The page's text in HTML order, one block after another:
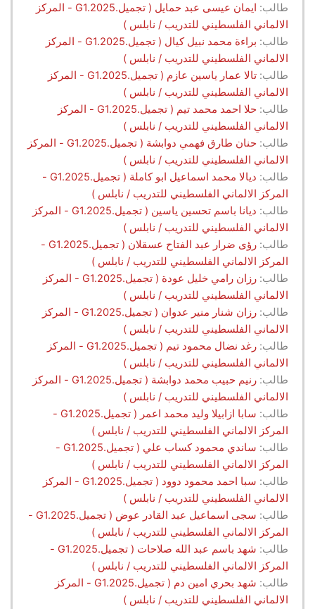
طالب:
ايمان عيسى عبد حمايل ( تجميل.G1.2025 - المركز
الالماني الفلسطيني للتدريب / نابلس )
طالب:
براءة محمد نبيل كيال ( تجميل.G1.2025 - المركز
الالماني الفلسطيني للتدريب / نابلس )
طالب:
تالا عمار ياسين عازم ( تجميل.G1.2025 - المركز
الالماني الفلسطيني للتدريب / نابلس )
طالب:
حلا احمد محمد تيم ( تجميل.G1.2025 - المركز
الالماني الفلسطيني للتدريب / نابلس )
طالب:
حنان طارق فهمي دوابشة ( تجميل.G1.2025 - المركز
الالماني الفلسطيني للتدريب / نابلس )
طالب:
ديالا محمد اسماعيل ابو كاملة ( تجميل.G1.2025 -
المركز الالماني الفلسطيني للتدريب / نابلس )
طالب:
ديانا باسم تحسين ياسين ( تجميل.G1.2025 - المركز
الالماني الفلسطيني للتدريب / نابلس )
طالب:
رؤى ضرار عبد الفتاح عسقلان ( تجميل.G1.2025 -
المركز الالماني الفلسطيني للتدريب / نابلس )
طالب:
رزان رامي خليل عودة ( تجميل.G1.2025 - المركز
الالماني الفلسطيني للتدريب / نابلس )
طالب:
رزان شنار منير عدوان ( تجميل.G1.2025 - المركز
الالماني الفلسطيني للتدريب / نابلس )
طالب:
رغد نضال محمود تيم ( تجميل.G1.2025 - المركز
الالماني الفلسطيني للتدريب / نابلس )
طالب:
رنيم حبيب محمد دوابشة ( تجميل.G1.2025 - المركز
الالماني الفلسطيني للتدريب / نابلس )
طالب:
سابا ازابيلا وليد محمد اعمر ( تجميل.G1.2025 -
المركز الالماني الفلسطيني للتدريب / نابلس )
طالب:
ساندي محمود كساب علي ( تجميل.G1.2025 -
المركز الالماني الفلسطيني للتدريب / نابلس )
طالب:
سبا احمد محمود دوود ( تجميل.G1.2025 - المركز
الالماني الفلسطيني للتدريب / نابلس )
طالب:
سجى اسماعيل عبد القادر عوض ( تجميل.G1.2025 -
المركز الالماني الفلسطيني للتدريب / نابلس )
طالب:
شهد باسم عبد الله صلاحات ( تجميل.G1.2025 -
المركز الالماني الفلسطيني للتدريب / نابلس )
طالب:
شهد بحري امين دم ( تجميل.G1.2025 - المركز
الالماني الفلسطيني للتدريب / نابلس )